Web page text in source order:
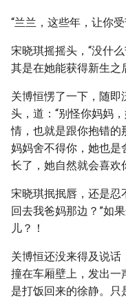
“兰兰，这些年，让你
宋晓琪摇摇头，“没什
其是在她能获得新生之
关博恒愣了一下，随即
头，道：“别怪你妈妈
情，也就是跟你抱错的
妈妈舍不得你，她也是
长了，她自然就会喜欢
宋晓琪抿抿唇，还是忍
回去我爸妈那边？”如
儿？！
关博恒还没来得及说
撞在车厢壁上，发出一
是打饭回来的徐静。